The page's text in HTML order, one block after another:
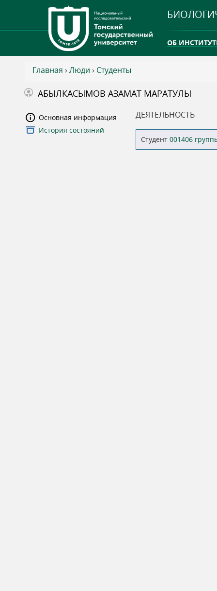
ОБ
ТГУ ОТКРЫЛ
В
ы
з
Главная › Люди › Студенты
АБЫЛКАСЫМОВ АЗАМАТ МАРАТУЛЫ
Основная информация
История состояний
ДЕЯТЕЛЬНОСТЬ
Студент 001406